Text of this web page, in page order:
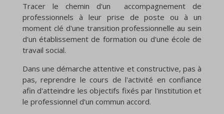
Tracer le chemin d'un accompagnement de
professionnels à leur prise de poste ou à un
moment clé d'une transition professionnelle au sein
d'un établissement de formation ou d'une école de
travail social.
Dans une démarche attentive et constructive, pas à
pas, reprendre le cours de l'activité en confiance
afin d'atteindre les objectifs fixés par l'institution et
le professionnel d'un commun accord.